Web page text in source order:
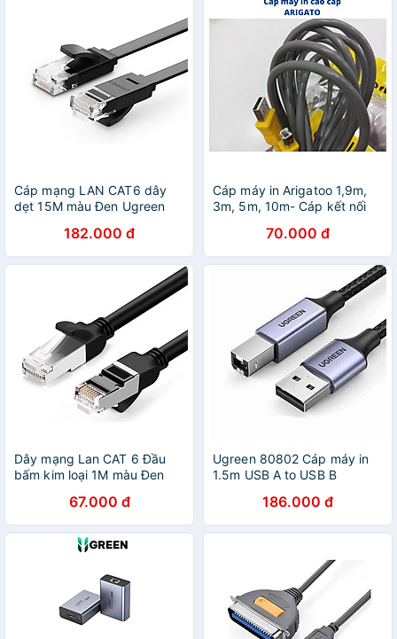
Cáp mạng LAN CAT6 dây
dẹt 15M màu Đen Ugreen
182.000 đ
Cáp máy in Arigatoo 1,9m,
3m, 5m, 10m- Cáp kết nối
70.000 đ
Dây mạng Lan CAT 6 Đầu
bấm kim loại 1M màu Đen
Hàng chính hãng
67.000 đ
Ugreen 80802 Cáp máy in
1.5m USB A to USB B
Braided Black US369 Hàng
chính hãng
186.000 đ